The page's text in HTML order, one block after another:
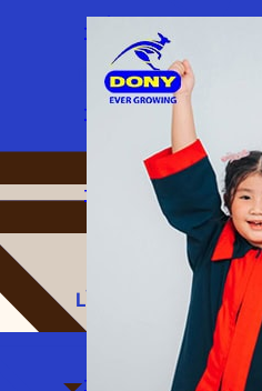
Đồng phục công
Đồng phục
Đồng phục học
LĨNH VỰC
Đồng phục spa